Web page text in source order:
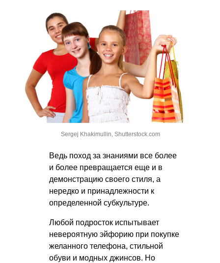
Sergej Khakimullin, Shutterstock.com
Ведь поход за знаниями все более
и более превращается еще и в
демонстрацию своего стиля, а
нередко и принадлежности к
определенной субкультуре.
Любой подросток испытывает
невероятную эйфорию при покупке
желанного телефона, стильной
обуви и модных джинсов. Но